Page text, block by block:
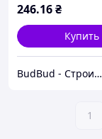
246.16₴
Купить
BudBud - Строительный интернет-магазин
1